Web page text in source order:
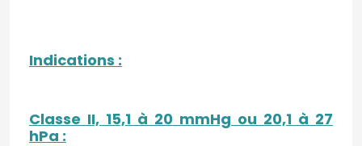
Indications :
Classe II, 15,1 à 20 mmHg ou 20,1 à 27
hPa :